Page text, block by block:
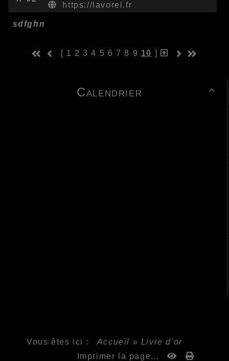

Calendrier
https://lavorel.fr
sdfghn
[ 1 2 3 4 5 6 7 8 9 10 ]
Vous êtes ici : Accueil » Livre d'or
Imprimer la page...